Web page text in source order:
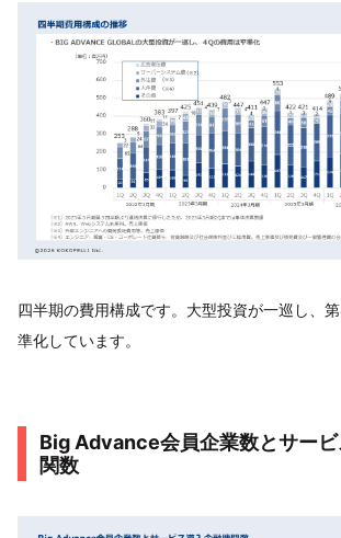
四半期の費用構成です。大型投資が一巡し、
準化しています。
Big Advance会員企業数とサー
関数